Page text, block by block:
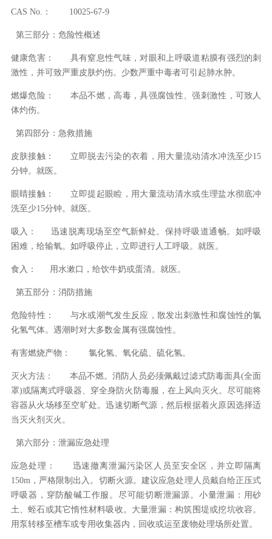
CAS No.： 10025-67-9
第三部分：危险性概述
健康危害：
具有窒息性气味，对眼和上呼吸道粘膜有强烈的刺
激性，并可致严重皮肤灼伤。少数严重中毒者可引起肺水肿。
燃爆危险：
本品不燃，高毒，具强腐蚀性、强刺激性，可致人
体灼伤。
第四部分：急救措施
皮肤接触：
立即脱去污染的衣着，用大量流动清水冲洗至少15
分钟。就医。
眼睛接触：
立即提起眼睑，用大量流动清水或生理盐水彻底冲
洗至少15分钟。就医。
吸入：
迅速脱离现场至空气新鲜处。保持呼吸道通畅。如呼吸
困难，给输氧。如呼吸停止，立即进行人工呼吸。就医。
食入： 用水漱口，给饮牛奶或蛋清。就医。
第五部分：消防措施
危险特性：
与水或潮气发生反应，散发出刺激性和腐蚀性的氯
化氢气体。遇潮时对大多数金属有强腐蚀性。
有害燃烧产物： 氯化氢、氧化硫、硫化氢。
灭火方法：
本品不燃。消防人员必须佩戴过滤式防毒面具(全面
罩)或隔离式呼吸器、穿全身防火防毒服，在上风向灭火。尽可能将
容器从火场移至空旷处。迅速切断气源，然后根据着火原因选择适
当灭火剂灭火。
第六部分：泄漏应急处理
应急处理：
迅速撤离泄漏污染区人员至安全区，并立即隔离
150m，严格限制出入。切断火源。建议应急处理人员戴自给正压式
呼吸器，穿防酸碱工作服。尽可能切断泄漏源。小量泄漏：用砂
土、蛭石或其它惰性材料吸收。大量泄漏：构筑围堤或挖坑收容。
用泵转移至槽车或专用收集器内，回收或运至废物处理场所处置。